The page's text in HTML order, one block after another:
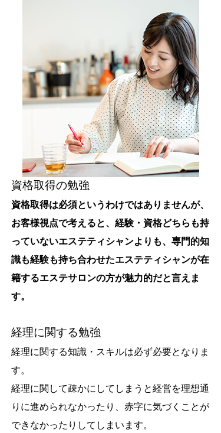
資格取得の勉強
資格取得は必須というわけではありませんが、
お客様視点で考えると、経験・資格どちらも持
っていないエステティシャンよりも、専門的知
識も経験も持ち合わせたエステティシャンが在
籍するエステサロンの方が魅力的だと言えま
す。
経理に関する勉強
経理に関する知識・スキルは必ず必要となりま
す。
経理に関して疎かにしてしまうと経営を理想通
りに進められなかったり、赤字に気づくことが
できなかったりしてしまいます。